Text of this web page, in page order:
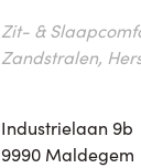
Zit- &
Zandstralen,
Industrielaan 9b
9990 Maldegem